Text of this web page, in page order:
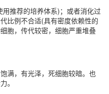
推荐的培养体系)；或者消化过
比例不合适(具有密度依赖性的
胞，传代较密，细胞严重堆叠
满，有光泽，死细胞较暗。也
。